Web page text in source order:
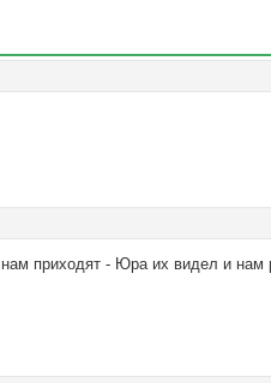
приходят - Юра их видел и нам